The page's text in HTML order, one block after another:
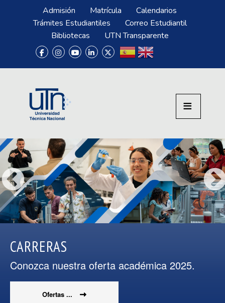
Pasar al contenido principal
Menú SuperiorAdmisión Matrícula
Calendarios
Trámites Estudiantiles
Correo Estudiantil
Bibliotecas
UTN Transparente
CARRERAS
Conozca nuestra oferta académica 2025.
Ofertas ...